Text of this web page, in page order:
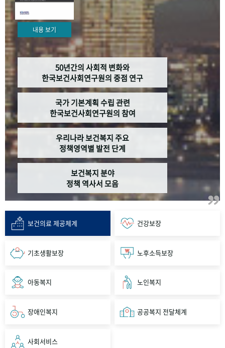
내용 보기
50년간의 사회적 변화와
한국보건사회연구원의 중점 연구
국가 기본계획 수립 관련
한국보건사회연구원의 참여
우리나라 보건복지 주요
정책영역별 발전 단계
보건복지 분야
정책 역사서 모음
보건의료 제공체계 건강보장
기초생활보장 노후소득보장
아동복지 노인복지
장애인복지 공공복지 전달체계
사회서비스